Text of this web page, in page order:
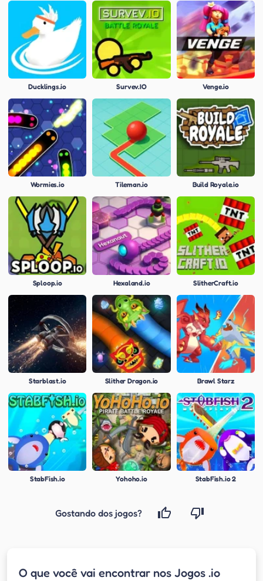
Ducklings.io Survev.IO Venge.io
Wormies.io Tileman.io Build Royale.io
Sploop.io Hexaland.io SlitherCraft.io
Starblast.io Slither Dragon.io Brawl Starz
StabFish.io Yohoho.io StabFish.io 2
Gostando dos jogos?
O que você vai encontrar nos Jogos .io